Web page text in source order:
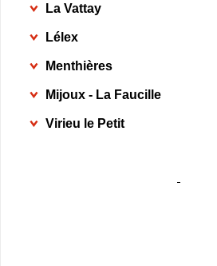
La Vattay
Lélex
Menthières
Mijoux - La Faucille
Virieu le Petit